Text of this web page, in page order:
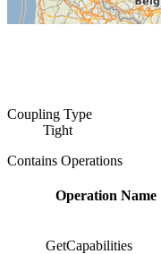
Coupling Type
Tight
Contains Operations
Operation Name
GetCapabilities